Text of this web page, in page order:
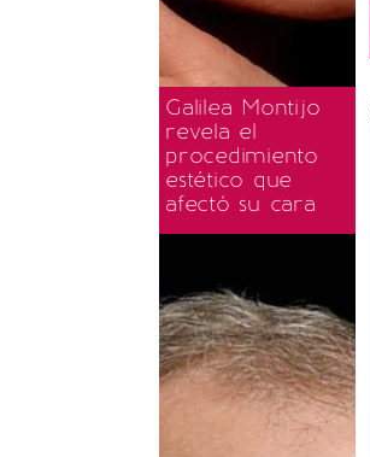
Galilea Montijo
revela el
procedimiento
estético que
afectó su cara